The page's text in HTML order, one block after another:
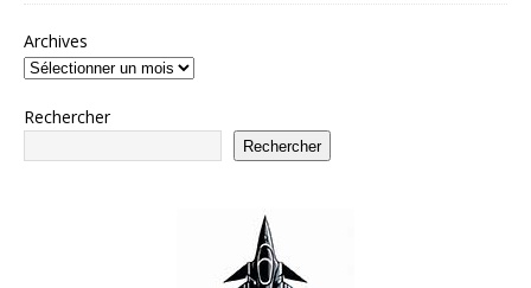
Archives
Rechercher
Rechercher